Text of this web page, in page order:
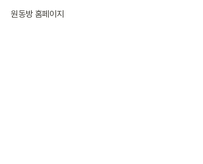
원동방 홈페이지